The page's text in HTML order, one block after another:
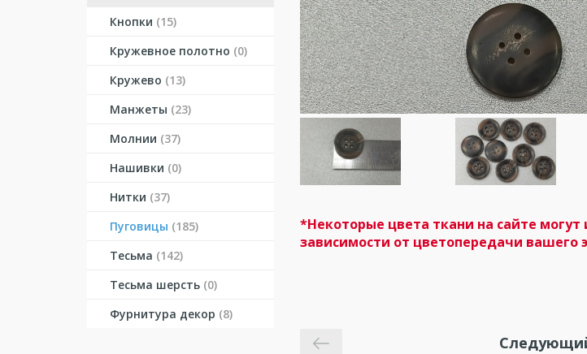
Кнопки (15)
Кружевное полотно (0)
Кружево (13)
Манжеты (23)
Молнии (37)
Нашивки (0)
Нитки (37)
Пуговицы (185)
Тесьма (142)
Тесьма шерсть (0)
Фурнитура декор (8)
*Некоторые цвета ткани на сайте могут
зависимости от цветопередачи вашего